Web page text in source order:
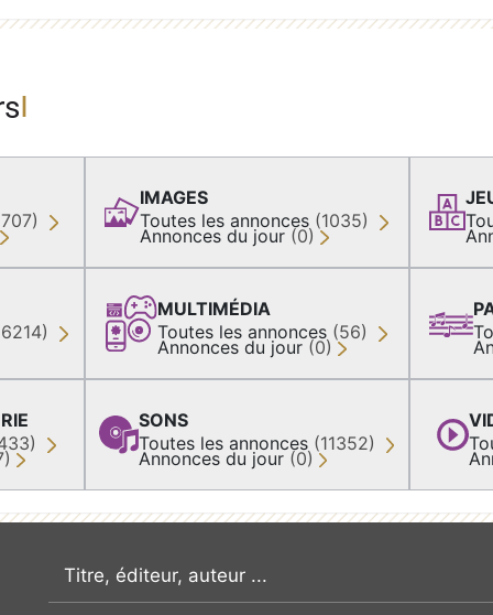
IMAGES
Toutes les annonces (1035)
Annonces du jour (0)
MULTIMÉDIA
Toutes les annonces (56)
Annonces du jour (0)
SONS
Toutes les annonces (11352)
Annonces du jour (0)
recherche par mot clé